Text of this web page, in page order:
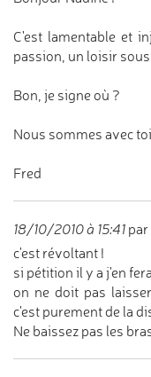
C'est lamentable et
passion, un loisir
Bon, je signe où ?
Nous sommes avec
Fred
18/10/2010 à 15:41 par
c'est révoltant !
si pétition il y a j'en
on ne doit pas
c'est purement de la
Ne baissez pas les